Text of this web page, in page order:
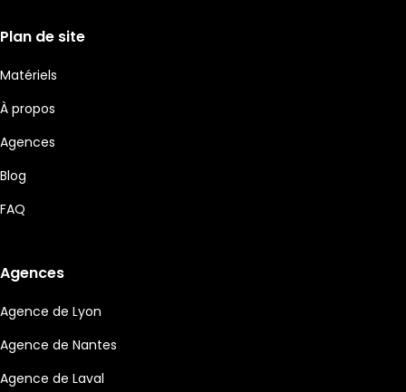
Plan de site
Matériels
À propos
Agences
Blog
FAQ
Agences
Agence de Lyon
Agence de Nantes
Agence de Laval